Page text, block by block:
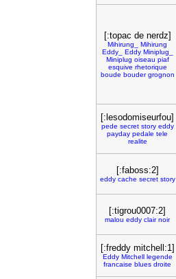
[:topac de nerdz]
Mihirung_
Mihirung
Eddy_
Eddy Miniplug_
Miniplug oiseau piaf
esquive rhetorique
boude bouder grognon
[:lesodomiseurfou]
pede secret story eddy
payday pedale tele
realite
[:faboss:2]
eddy cache secret story
[:tigrou0007:2]
malou eddy clair noir
[:freddy mitchell:1]
Eddy Mitchell legende
francaise blues droite